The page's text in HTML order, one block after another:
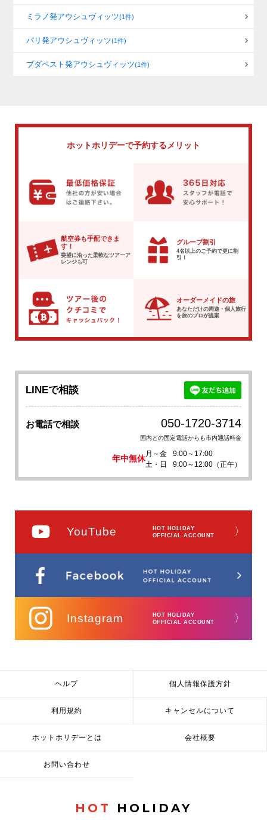
ミラノ発アウシュヴィッツ(1件)
パリ発アウシュヴィッツ(1件)
ブダペスト発アウシュヴィッツ(1件)
ホットホリデーで予約するメリット
航空券も手配できま
す！
要望に沿った柔軟なツアーア
レンジも可
グループ割引
4名以上のご予約で更に割
引！
オーダーメイドの旅
あなただけの周遊・個人旅行
を旅のプロが提案
LINEで相談
お電話で相談 050-1720-3714
国内どの固定電話からも市内通話料金
年中無休
月～金
9:00～17:00
土・日
9:00～12:00（正午）
YouTube
HOT HOLIDAY
OFFICIAL ACCOUNT
〉
Instagram
HOT HOLIDAY
OFFICIAL ACCOUNT
〉
ヘルプ 個人情報保護方針
利用規約 キャンセルについて
ホットホリデーとは 会社概要
お問い合わせ
HOT HOLIDAY